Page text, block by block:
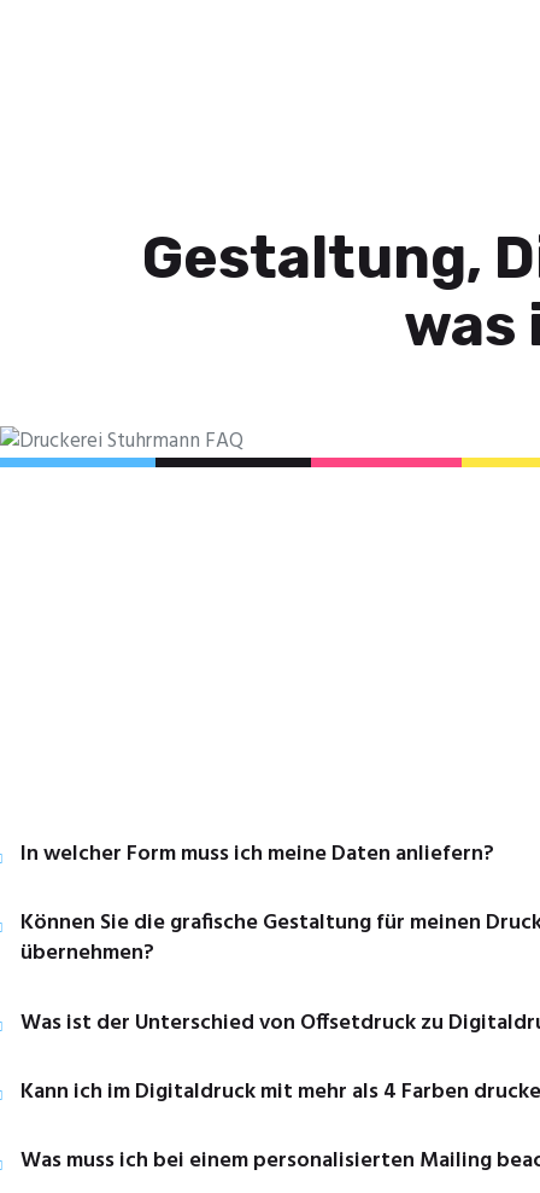
Gestaltung,
was
In welcher Form muss ich meine Daten anliefern?
Können Sie die grafische Gestaltung für meinen
übernehmen?
Was ist der Unterschied von Offsetdruck zu
Kann ich im Digitaldruck mit mehr als 4 Farben
Was muss ich bei einem personalisierten Mailing